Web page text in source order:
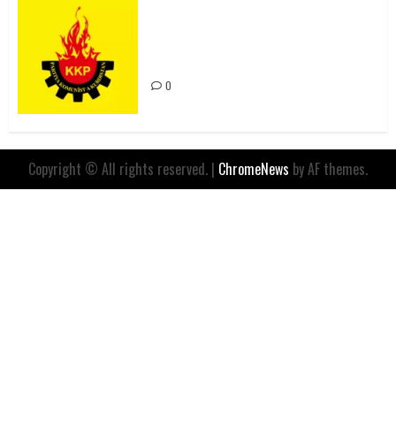
0
Copyright © All rights reserved. | ChromeNews by AF themes.